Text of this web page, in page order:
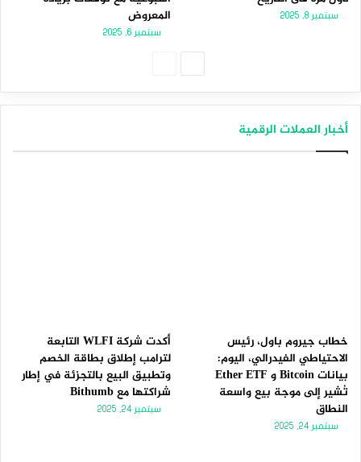
سبتمبر 8, 2025
المعروض
سبتمبر 6, 2025
أخبار العملات الرقمية
خطاب جيروم باول، رئيس
الاحتياطي الفيدرالي، اليوم:
بيانات Bitcoin و Ether ETF
تُشير إلى موجة بيع واسعة
النطاق
سبتمبر 24, 2025
أكدت شركة WLFI التابعة
لترامب إطلاق بطاقة الخصم
وتطبيق البيع بالتجزئة في إطار
شراكتها مع Bithumb
سبتمبر 24, 2025